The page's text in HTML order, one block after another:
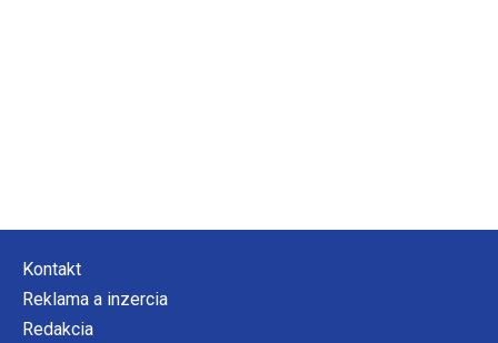
Kontakt
Reklama a inzercia
Redakcia